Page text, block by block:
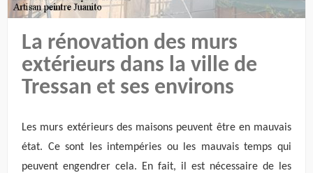
La rénovation des murs
extérieurs dans la ville de
Tressan et ses environs
Les murs extérieurs des maisons peuvent être en mauvais
état. Ce sont les intempéries ou les mauvais temps qui
peuvent engendrer cela. En fait, il est nécessaire de les